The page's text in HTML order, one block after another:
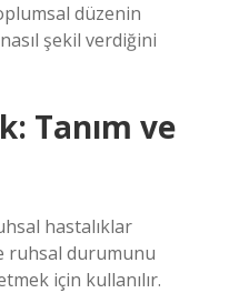
düzenin
şekil verdiğini
Tanım ve
hastalıklar
ruhsal durumunu
için kullanılır.